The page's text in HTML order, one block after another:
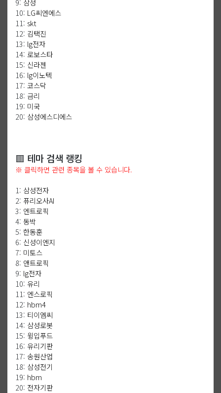
10: LG씨엔에스
11: skt
12: 김택진
13: lg전자
14: 로보스타
15: 신라젠
16: lg이노텍
17: 코스닥
18: 금리
19: 미국
20: 삼성에스디에스
🟥 테마 검색 랭킹
※ 클릭하면 관련 종목을 볼 수 있습니다.
1: 삼성전자
2: 퓨리오사AI
3: 엔트로픽
4: 동박
5: 한동훈
6: 신성이엔지
7: 미토스
8: 앤트로픽
9: lg전자
10: 유리
11: 엔스로픽
12: hbm4
13: 티이엠씨
14: 삼성로봇
15: 윙입푸드
16: 유리기판
17: 송원산업
18: 삼성전기
19: hbm
20: 전자기판